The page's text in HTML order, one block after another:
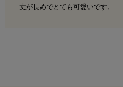
丈が長めでとても可愛いです。